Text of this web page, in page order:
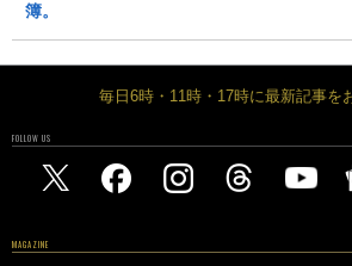
簿。
毎日6時・11時・17時に最新記事を
FOLLOW US
MAGAZINE